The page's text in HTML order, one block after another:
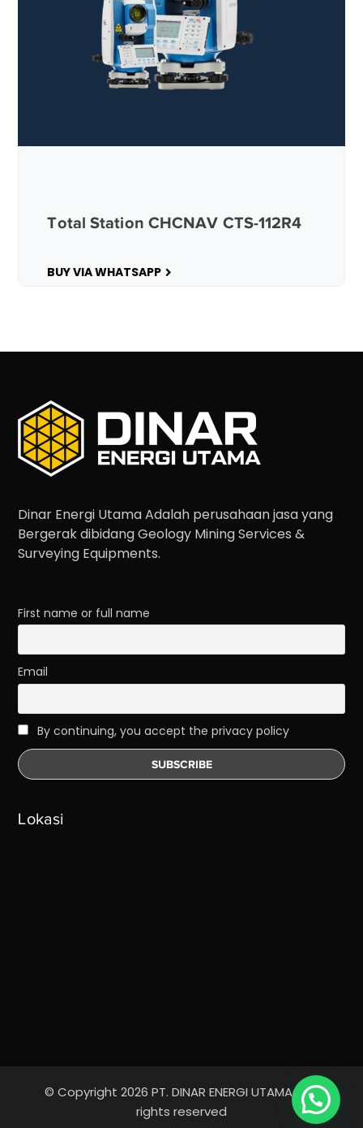
Total Station CHCNAV CTS-112R4
BUY VIA WHATSAPP
Dinar Energi Utama Adalah perusahaan jasa yang
Bergerak dibidang Geology Mining Services &
Surveying Equipments.
First name or full name
Email
By continuing, you accept the privacy policy
Lokasi
© Copyright 2026 PT. DINAR ENERGI UTAMA - All
rights reserved